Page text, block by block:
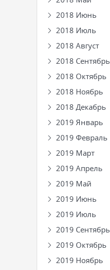
2018 Июнь
2018 Июль
2018 Август
2018 Сентябрь
2018 Октябрь
2018 Ноябрь
2018 Декабрь
2019 Январь
2019 Февраль
2019 Март
2019 Апрель
2019 Май
2019 Июнь
2019 Июль
2019 Сентябрь
2019 Октябрь
2019 Ноябрь